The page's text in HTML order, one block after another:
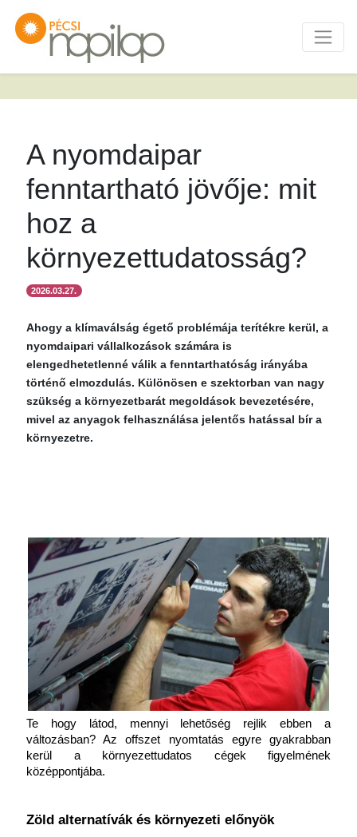
A nyomdaipar
fenntartható jövője: mit
hoz a
környezettudatosság?
2026.03.27.
Ahogy a klímaválság égető problémája terítékre kerül, a
nyomdaipari vállalkozások számára is
elengedhetetlenné válik a fenntarthatóság irányába
történő elmozdulás. Különösen e szektorban van nagy
szükség a környezetbarát megoldások bevezetésére,
mivel az anyagok felhasználása jelentős hatással bír a
környezetre.
Te hogy látod, mennyi lehetőség rejlik ebben a
változásban? Az offszet nyomtatás egyre gyakrabban
kerül a környezettudatos cégek figyelmének
középpontjába.
Zöld alternatívák és környezeti előnyök